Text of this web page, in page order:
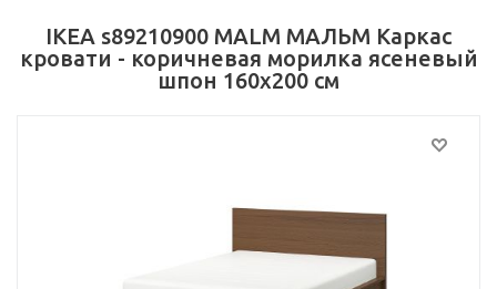
IKEA s89210900 MALM МАЛЬМ Каркас
кровати - коричневая морилка ясеневый
шпон 160x200 см